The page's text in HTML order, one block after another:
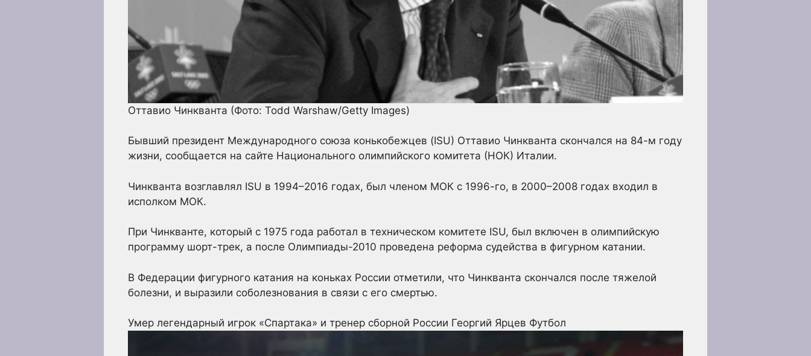
Оттавио Чинкванта (Фото: Todd Warshaw/Getty Images)
Бывший президент Международного союза конькобежцев (ISU) Оттавио Чинкванта скончался на 84-м году
жизни, сообщается на сайте Национального олимпийского комитета (НОК) Италии.
Чинкванта возглавлял ISU в 1994–2016 годах, был членом МОК с 1996-го, в 2000–2008 годах входил в
исполком МОК.
При Чинкванте, который с 1975 года работал в техническом комитете ISU, был включен в олимпийскую
программу шорт-трек, а после Олимпиады-2010 проведена реформа судейства в фигурном катании.
В Федерации фигурного катания на коньках России отметили, что Чинкванта скончался после тяжелой
болезни, и выразили соболезнования в связи с его смертью.
Умер легендарный игрок «Спартака» и тренер сборной России Георгий Ярцев Футбол